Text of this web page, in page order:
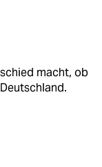
macht, ob